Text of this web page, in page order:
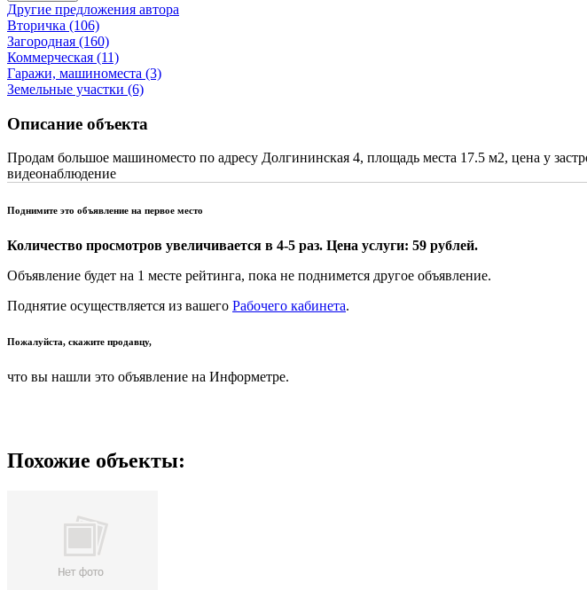
Другие предложения автора
Вторичка (106)
Загородная (160)
Коммерческая (11)
Гаражи, машиноместа (3)
Земельные участки (6)
Описание объекта
Продам большое машиноместо по адресу Долгининская 4, площадь места 17.5 м2, цена у
видеонаблюдение
Поднимите это объявление на первое место
Количество просмотров увеличивается в 4-5 раз. Цена услуги: 59 рублей.
Объявление будет на 1 месте рейтинга, пока не поднимется другое объявление.
Поднятие осуществляется из вашего Рабочего кабинета.
Пожалуйста, скажите продавцу,
что вы нашли это объявление на Информетре.
Похожие объекты: